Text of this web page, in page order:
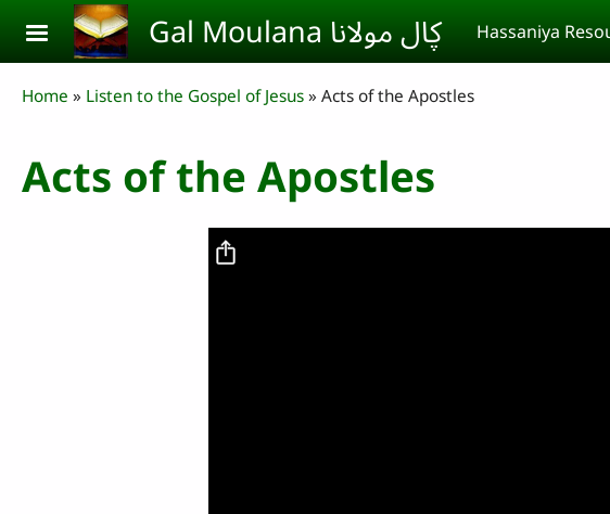
Skip to main content Gal Moulana ڮال مولانا Hassaniya
Breadcrumb
Home Listen to the Gospel of Jesus Acts of the Apostles
Acts of the Apostles